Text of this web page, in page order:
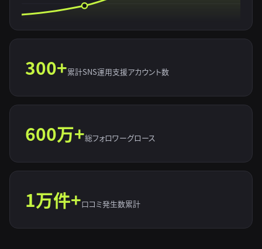
300+累計SNS運用支援アカウント数
600万+総フォロワーグロース
1万件+口コミ発生数累計